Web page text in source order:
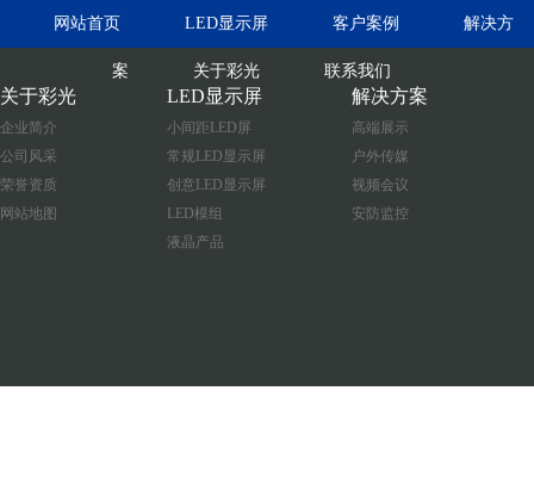
网站首页 LED显示屏 客户案例 解决方
案 关于彩光 联系我们
关于彩光
企业简介
公司风采
荣誉资质
网站地图
LED显示屏
小间距LED屏
常规LED显示屏
创意LED显示屏
LED模组
液晶产品
解决方案
高端展示
户外传媒
视频会议
安防监控